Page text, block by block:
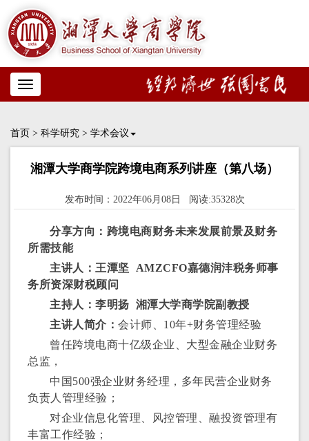
Toggle
navigation
首页 > 科学研究 > 学术会议
湘潭大学商学院跨境电商系列讲座（第八场）
发布时间：2022年06月08日 阅读:35328次
分享方向：跨境电商财务未来发展前景及财务
所需技能
主讲人： 王潭坚 AMZCFO嘉德润沣税务师事
务所资深财税顾问
主持人：李明扬 湘潭大学商学院副教授
主讲人简介： 会计师、10年+财务管理经验
曾任跨境电商十亿级企业、大型金融企业财务
总监，
中国500强企业财务经理，多年民营企业财务
负责人管理经验；
对企业信息化管理、风控管理、融投资管理有
丰富工作经验；